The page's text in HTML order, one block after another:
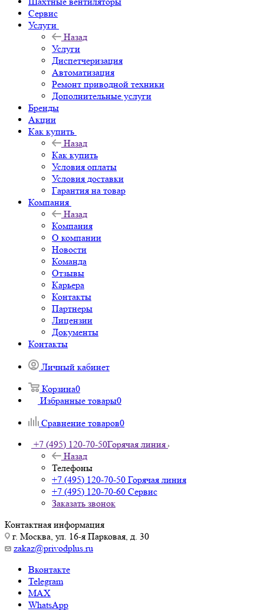
Сервис
Услуги
Назад
Услуги
Диспетчеризация
Автоматизация
Ремонт приводной техники
Дополнительные услуги
Бренды
Акции
Как купить
Назад
Как купить
Условия оплаты
Условия доставки
Гарантия на товар
Компания
Назад
Компания
О компании
Новости
Команда
Отзывы
Карьера
Контакты
Партнеры
Лицензии
Документы
Контакты
Личный кабинет
Корзина0
Избранные товары0
Сравнение товаров0
+7 (495) 120-70-50Горячая линия
Назад
Телефоны
+7 (495) 120-70-50 Горячая линия
+7 (495) 120-70-60 Сервис
Заказать звонок
Контактная информация
г. Москва, ул. 16-я Парковая, д. 30
zakaz@privodplus.ru
Вконтакте
Telegram
MAX
WhatsApp